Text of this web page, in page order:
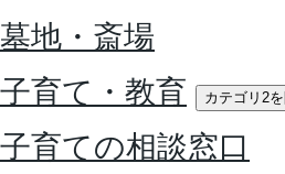
墓地・斎場
子育て・教育
カテゴリ2を
子育ての相談窓口